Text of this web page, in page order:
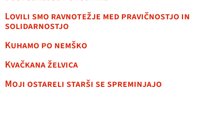
Lovili smo ravnotežje med pravičnostjo in
solidarnostjo
Kuhamo po nemško
Kvačkana želvica
Moji ostareli starši se spreminjajo